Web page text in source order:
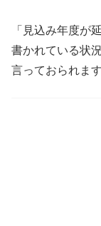
「見込み年度が
書かれている状
言っておられます